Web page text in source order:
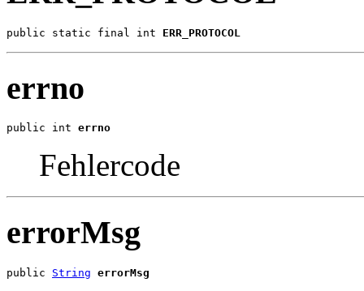
public static final int ERR_PROTOCOL
errno
public int errno
Fehlercode
errorMsg
public String errorMsg